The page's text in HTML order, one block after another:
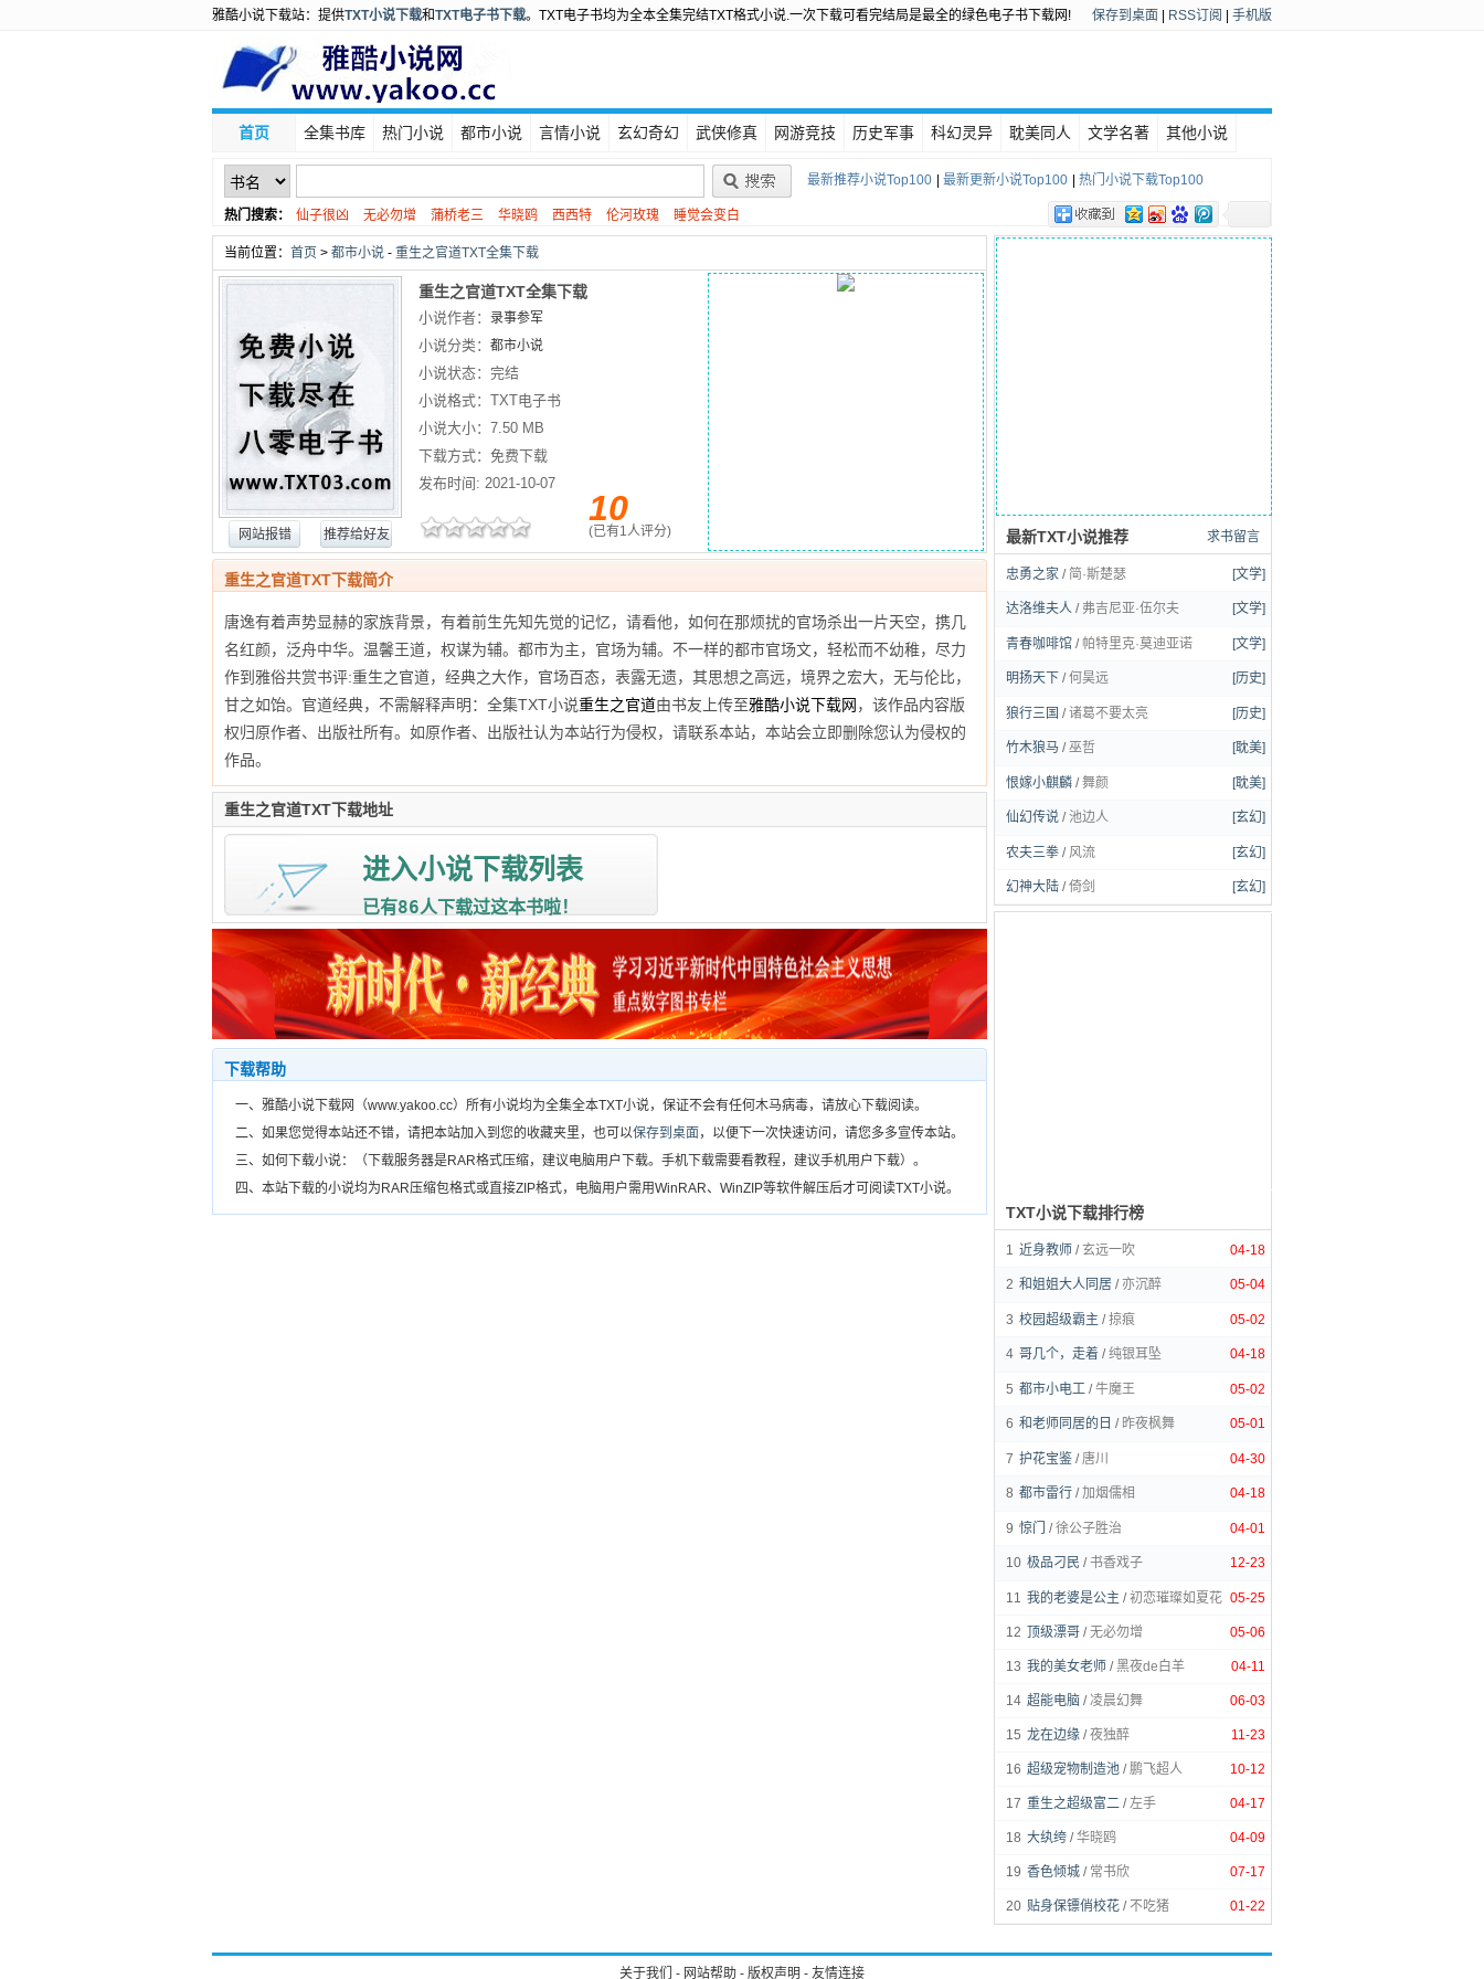
雅酷小说下载站：提供TXT小说下载和TXT电子书下载。TXT电子书均为全本全集完结TXT格式小说.一次下载可看完结局是最全的绿色电子书下载网! 保存到桌面 RSS订阅 手机版
首页 全集书库 热门小说 都市小说 言情小说 玄幻奇幻 武侠修真 网游竞技 历史军事 科幻灵异 耽美同人 文学名著 其他小说
最新推荐小说Top100 最新更新小说Top100 热门小说下载Top100
热门搜索： 仙子很凶 无必勿增 蒲桥老三 华晓鸥 西西特 伦河玫瑰
睡觉会变白
老羊爱吃鱼
当前位置： 首页 > 都市小说 - 重生之官道TXT全集下载
网站报错 推荐给好友
重生之官道TXT全集下载
小说作者： 录事参军
小说分类： 都市小说
小说状态： 完结
小说格式： TXT电子书
小说大小： 7.50 MB
下载方式： 免费下载
发布时间: 2021-10-07
10
(已有1人评分) 求书留言
最新TXT小说推荐
[文学]
忠勇之家 / 简·斯楚瑟
[文学]
达洛维夫人 / 弗吉尼亚·伍尔夫
[文学]
青春咖啡馆 /帕特里克·莫迪亚诺
[历史]
明扬天下 /何昊远
[历史]
狼行三国 /诸葛不要太亮
[耽美]
竹木狼马 /巫哲
[耽美]
恨嫁小麒麟 /舞颜
[玄幻]
仙幻传说 /池边人
[玄幻]
农夫三拳 / 风流
[玄幻]
幻神大陆 /倚剑
重生之官道TXT下载简介
唐逸有着声势显赫的家族背景，有着前生先知先觉的记忆，请看他，如何在那烦扰的官场杀出一片天空，携几
名红颜，泛舟中华。温馨王道，权谋为辅。都市为主，官场为辅。不一样的都市官场文，轻松而不幼稚，尽力
作到雅俗共赏书评:重生之官道，经典之大作，官场百态，表露无遗，其思想之高远，境界之宏大，无与伦比，
甘之如饴。官道经典，不需解释声明：全集TXT小说重生之官道由书友上传至雅酷小说下载网 ，该作品内容版
权归原作者、出版社所有。如原作者、出版社认为本站行为侵权，请联系本站，本站会立即删除您认为侵权的
作品。
重生之官道TXT下载地址
进入小说下载列表
已有86人下载过这本书啦！
下载帮助
一、雅酷小说下载网（www.yakoo.cc）所有小说均为全集全本TXT小说，保证不会有任何木马病毒，请放心下载阅读。
二、如果您觉得本站还不错，请把本站加入到您的收藏夹里，也可以保存到桌面 ，以便下一次快速访问，请您多多宣传本站。
三、如何下载小说：（下载服务器是RAR格式压缩，建议电脑用户下载。手机下载需要看教程，建议手机用户下载）。
四、本站下载的小说均为RAR压缩包格式或直接ZIP格式，电脑用户需用WinRAR、WinZIP等软件解压后才可阅读TXT小说。
TXT小说下载排行榜
04-18
1 近身教师 /玄远一吹
05-04
2 和姐姐大人同居 /亦沉醉
05-02
3 校园超级霸主 /掠痕
04-18
4 哥几个，走着 /纯银耳坠
05-02
5 都市小电工 /牛魔王
05-01
6 和老师同居的日 / 昨夜枫舞
04-30
7 护花宝鉴 /唐川
04-18
8 都市雷行 /加烟儒相
04-01
9 惊门 /徐公子胜治
12-23
10 极品刁民 /书香戏子
05-25
11 我的老婆是公主 /初恋璀璨如夏花
05-06
12 顶级漂哥 /无必勿增
04-11
13 我的美女老师 /黑夜de白羊
06-03
14 超能电脑 /凌晨幻舞
11-23
15 龙在边缘 /夜独醉
10-12
16 超级宠物制造池 /鹏飞超人
04-17
17 重生之超级富二 /左手
04-09
18 大纨绔 /华晓鸥
07-17
19 香色倾城 / 常书欣
01-22
20 贴身保镖俏校花 /不吃猪
关于我们 - 网站帮助 - 版权声明 - 友情连接